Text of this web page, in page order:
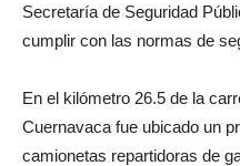
Secretaría de Seguridad
cumplir con las normas de
En el kilómetro 26.5 de la
Cuernavaca fue ubicado un
camionetas repartidoras de